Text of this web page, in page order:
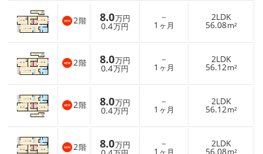
2階 8.0万円
0.4万円
－
1 ヶ月
2LDK
56.08m²
2階 8.0万円
0.4万円
－
1 ヶ月
2LDK
56.12m²
2階 8.0万円
0.4万円
－
1 ヶ月
2LDK
56.12m²
2階 8.0万円 －
1 ヶ月
2LDK
56.08m²